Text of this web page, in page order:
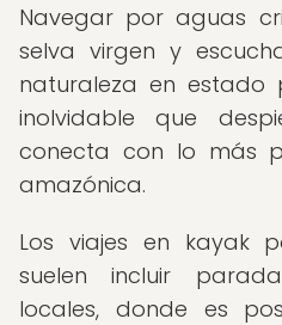
Navegar por aguas
selva virgen y
naturaleza en estado
inolvidable que
conecta con lo más
amazónica.
Los viajes en kayak
suelen incluir
locales, donde es